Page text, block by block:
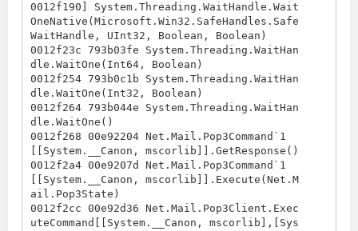
0012f190] System.Threading.WaitHandle.Wait
OneNative(Microsoft.Win32.SafeHandles.Safe
WaitHandle, UInt32, Boolean, Boolean)
0012f23c 793b03fe System.Threading.WaitHan
dle.WaitOne(Int64, Boolean)
0012f254 793b0c1b System.Threading.WaitHan
dle.WaitOne(Int32, Boolean)
0012f264 793b044e System.Threading.WaitHan
dle.WaitOne()
0012f268 00e92204 Net.Mail.Pop3Command`1
[[System.__Canon, mscorlib]].GetResponse()
0012f2a4 00e9207d Net.Mail.Pop3Command`1
[[System.__Canon, mscorlib]].Execute(Net.M
ail.Pop3State)
0012f2cc 00e92d36 Net.Mail.Pop3Client.Exec
uteCommand[[System.__Canon, mscorlib],[Sys